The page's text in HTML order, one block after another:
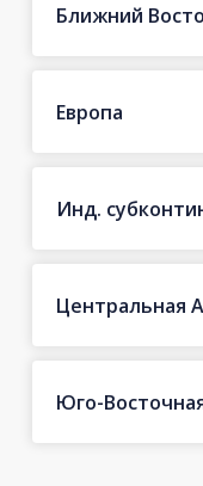
Ближний
Европа
Инд.
Центральная
Юго-